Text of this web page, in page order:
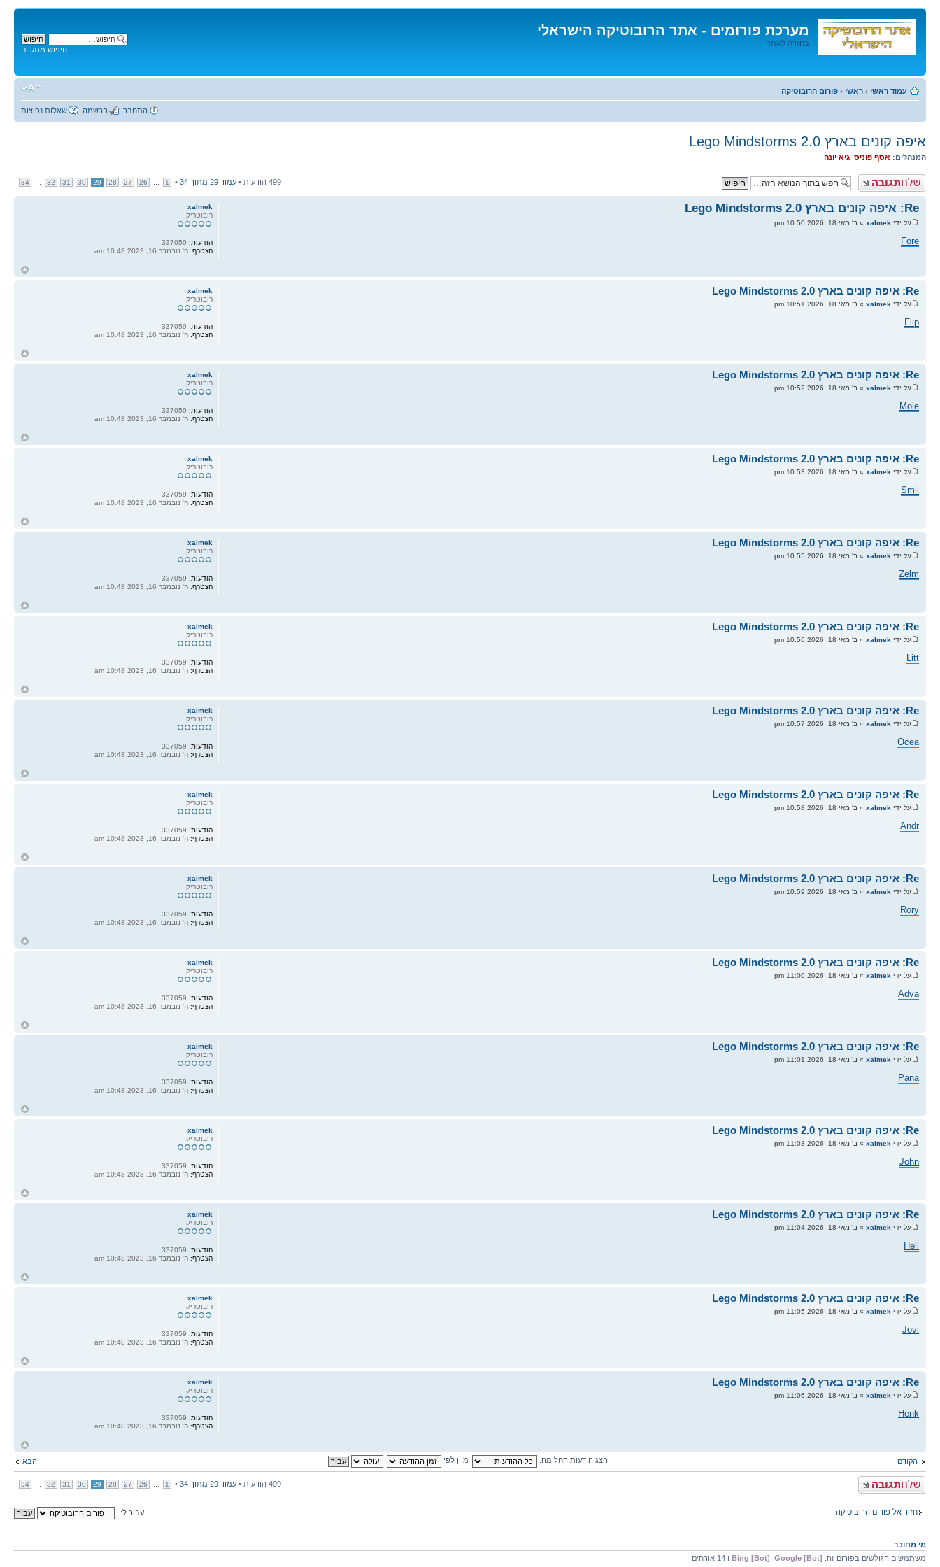
מערכת פורומים - אתר הרובוטיקה הישראלי
בחזרה לאתר
לתוכן
חיפוש מתקדם
עמוד ראשי ‹ ראשי ‹ פורום הרובוטיקה
שאלות נפוצות הרשמה התחבר
איפה קונים בארץ Lego Mindstorms 2.0
המנהלים: אסף פוניס גיא יונה
פרסם תגובה 499 הודעות • עמוד 29 מתוך 34
•
1
26
27
28
29
30
31
32
34
Re: איפה קונים בארץ Lego Mindstorms 2.0
על ידי xalmek » ב' מאי 18, 2026 10:50 pm
Fore
xalmek
רובוטריק
הודעות:
הצטרף: ה' נובמבר 16, 2023 10:48 am
Re: איפה קונים בארץ Lego Mindstorms 2.0
על ידי xalmek » ב' מאי 18, 2026 10:51 pm
Flip
xalmek
רובוטריק
הודעות:337059
הצטרף:ה' נובמבר 16, 2023 10:48 am
Re: איפה קונים בארץ Lego Mindstorms 2.0
על ידי xalmek » ב' מאי 18, 2026 10:52 pm
Mole
xalmek
רובוטריק
הודעות:
הצטרף: ה' נובמבר 16, 2023 10:48 am
Re: איפה קונים בארץ Lego Mindstorms 2.0
על ידי xalmek » ב' מאי 18, 2026 10:53 pm
Smil
xalmek
רובוטריק
הודעות:337059
הצטרף:ה' נובמבר 16, 2023 10:48 am
Re: איפה קונים בארץ Lego Mindstorms 2.0
על ידי xalmek » ב' מאי 18, 2026 10:55 pm
Zelm
xalmek
רובוטריק
הודעות:
הצטרף: ה' נובמבר 16, 2023 10:48 am
Re: איפה קונים בארץ Lego Mindstorms 2.0
על ידי xalmek » ב' מאי 18, 2026 10:56 pm
Litt
xalmek
רובוטריק
הודעות:337059
הצטרף:ה' נובמבר 16, 2023 10:48 am
Re: איפה קונים בארץ Lego Mindstorms 2.0
על ידי xalmek » ב' מאי 18, 2026 10:57 pm
Ocea
xalmek
רובוטריק
הודעות:
הצטרף: ה' נובמבר 16, 2023 10:48 am
Re: איפה קונים בארץ Lego Mindstorms 2.0
על ידי xalmek » ב' מאי 18, 2026 10:58 pm
Andr
xalmek
רובוטריק
הודעות:337059
הצטרף:ה' נובמבר 16, 2023 10:48 am
Re: איפה קונים בארץ Lego Mindstorms 2.0
על ידי xalmek » ב' מאי 18, 2026 10:59 pm
Rory
xalmek
רובוטריק
הודעות:
הצטרף: ה' נובמבר 16, 2023 10:48 am
Re: איפה קונים בארץ Lego Mindstorms 2.0
על ידי xalmek » ב' מאי 18, 2026 11:00 pm
Adva
xalmek
רובוטריק
הודעות:337059
הצטרף:ה' נובמבר 16, 2023 10:48 am
Re: איפה קונים בארץ Lego Mindstorms 2.0
על ידי xalmek » ב' מאי 18, 2026 11:01 pm
Pana
xalmek
רובוטריק
הודעות:
הצטרף: ה' נובמבר 16, 2023 10:48 am
Re: איפה קונים בארץ Lego Mindstorms 2.0
על ידי xalmek » ב' מאי 18, 2026 11:03 pm
John
xalmek
רובוטריק
הודעות:337059
הצטרף:ה' נובמבר 16, 2023 10:48 am
Re: איפה קונים בארץ Lego Mindstorms 2.0
על ידי xalmek » ב' מאי 18, 2026 11:04 pm
Hell
xalmek
רובוטריק
הודעות:
הצטרף: ה' נובמבר 16, 2023 10:48 am
Re: איפה קונים בארץ Lego Mindstorms 2.0
על ידי xalmek » ב' מאי 18, 2026 11:05 pm
Jovi
xalmek
רובוטריק
הודעות:337059
הצטרף:ה' נובמבר 16, 2023 10:48 am
Re: איפה קונים בארץ Lego Mindstorms 2.0
על ידי xalmek » ב' מאי 18, 2026 11:06 pm
Henk
xalmek
רובוטריק
הודעות:
הצטרף: ה' נובמבר 16, 2023 10:48 am
הקודם הבא הצג הודעות החל מה: מיין לפי
פרסם תגובה 499 הודעות • עמוד 29 מתוך 34
•
1
26
27
28
29
30
31
32
34
חזור אל פורום הרובוטיקה עבור ל:
מי מחובר
משתמשים הגולשים בפורום זה:
Bing [Bot] Google [Bot] ו 14 אורחים